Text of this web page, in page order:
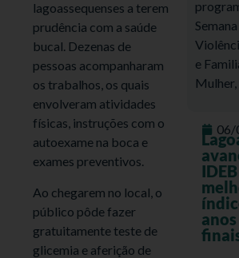
lagoassequenses a terem
prudência com a saúde
bucal. Dezenas de
pessoas acompanharam
os trabalhos, os quais
envolveram atividades
físicas, instruções com o
autoexame na boca e
exames preventivos.
Ao chegarem no local, o
público pôde fazer
gratuitamente teste de
glicemia e aferição de
e
Mulher,
06/